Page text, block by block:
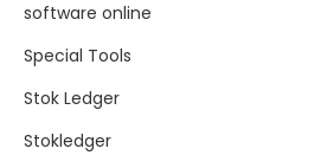
software online
Special Tools
Stok Ledger
Stokledger